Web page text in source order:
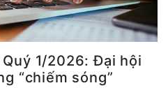
1/2026: Đại hội
“chiếm sóng”